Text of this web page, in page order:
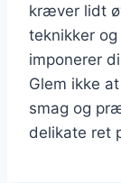
kræver lidt
teknikker
imponerer
Glem ikke
smag og
delikate ret